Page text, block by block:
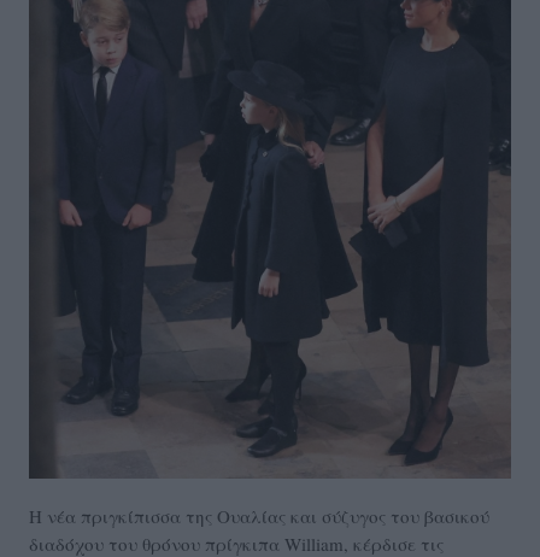
Η νέα πριγκίπισσα της Ουαλίας και σύζυγος του βασικού
διαδόχου του θρόνου πρίγκιπα William, κέρδισε τις